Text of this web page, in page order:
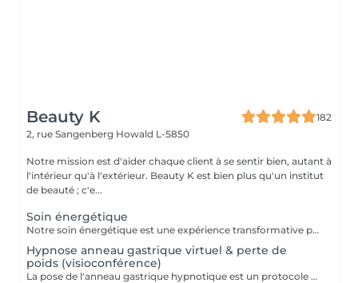
Beauty K
182
2, rue Sangenberg Howald L-5850
Notre mission est d'aider chaque client à se sentir bien, autant à
l'intérieur qu'à l'extérieur. Beauty K est bien plus qu'un institut
de beauté ; c'e...
Soin énergétique
Notre soin énergétique est une expérience transformative pour libérer blocages et tensions, tout en cultivant une paix intérieure profonde. Ce traitement unique agit sur les énergies environnantes et utilise des techniques éprouvées pour harmoniser l'énergie vitale de votre corps. Avec une approche holistique, nous ciblons les déséquilibres énergétiques qui influent sur votre santé physique et émotionnelle. Basée sur l'interaction avec les champs énergétiques, cette méthode restaure l'équilibre entre corps, esprit et âme. Ce soin, apaisant et régénérant, stimule vos capacités naturelles d'auto-guérison, renforçant vitalité et clarté mentale. Idéal pour se sentir revitalisé, allégé du quotidien, et en harmonie avec soi-même.
Hypnose anneau gastrique virtuel & perte de
poids (visioconférence)
La pose de l'anneau gastrique hypnotique est un protocole bien spécifique et se fait sur 4 séances. Une séance de suivi est également comprise dans le forfait. L'anneau gastrique hypnotique sera bénéfique pour quiconque a un surpoids de 10kg ou plus. La solution hypnotique vous permet de perdre vos kilos en trop sans passer par la case chirurgie chère et dangereuse. Grâce à l'anneau gastrique hypnotique, vous créez un rapport différent avec la nourriture afin de changer vos habitudes alimentaires durablement. Plus d'informations sur : http://jgchypnose.com